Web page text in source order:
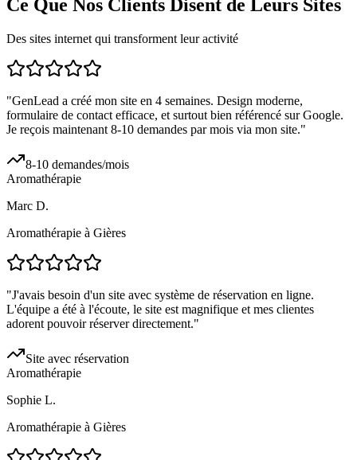
Ce Que Nos Clients Disent de Leurs Sites
Des sites internet qui transforment leur activité
"GenLead a créé mon site en 4 semaines. Design moderne,
formulaire de contact efficace, et surtout bien référencé sur Google.
Je reçois maintenant 8-10 demandes par mois via mon site."
8-10 demandes/mois
Aromathérapie
Marc D.
Aromathérapie à Gières
"J'avais besoin d'un site avec système de réservation en ligne.
L'équipe a été à l'écoute, le site est magnifique et mes clientes
adorent pouvoir réserver directement."
Site avec réservation
Aromathérapie
Sophie L.
Aromathérapie à Gières